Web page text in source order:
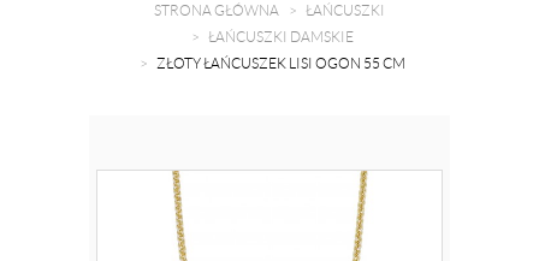
STRONA GŁÓWNA
ŁAŃCUSZKI
ŁAŃCUSZKI DAMSKIE
ZŁOTY ŁAŃCUSZEK LISI OGON 55 CM